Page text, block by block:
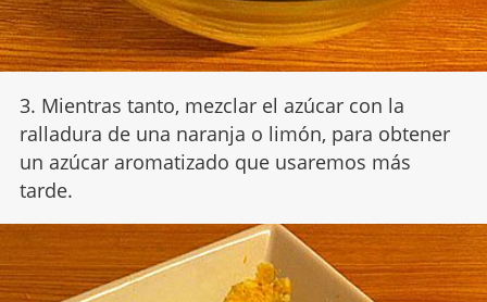
3. Mientras tanto, mezclar el azúcar con la
ralladura de una naranja o limón, para obtener
un azúcar aromatizado que usaremos más
tarde.